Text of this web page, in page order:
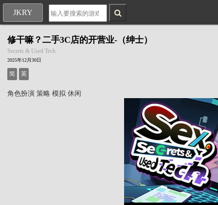
JKRY
修干嘛？二手3C店的开营业-（绅士）
Secrets & Used Tech
2025年12月30日
简 英
角色扮演 策略 模拟 休闲